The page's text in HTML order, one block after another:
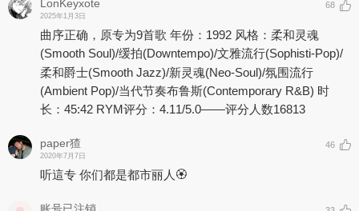
LonKeyxote
2025年1月3日
68
曲序正确，原专为9首歌 年份：1992 风格：柔和灵魂
(Smooth Soul)/缓拍(Downtempo)/文雅流行(Sophisti-Pop)/
柔和爵士(Smooth Jazz)/新灵魂(Neo-Soul)/氛围流行
(Ambient Pop)/当代节奏布鲁斯(Contemporary R&B) 时
长：45:42 RYM评分：4.11/5.0——评分人数16813
paper猹
2020年7月7日
46
听這专 你们都是都市丽人🏵️
账号已注销